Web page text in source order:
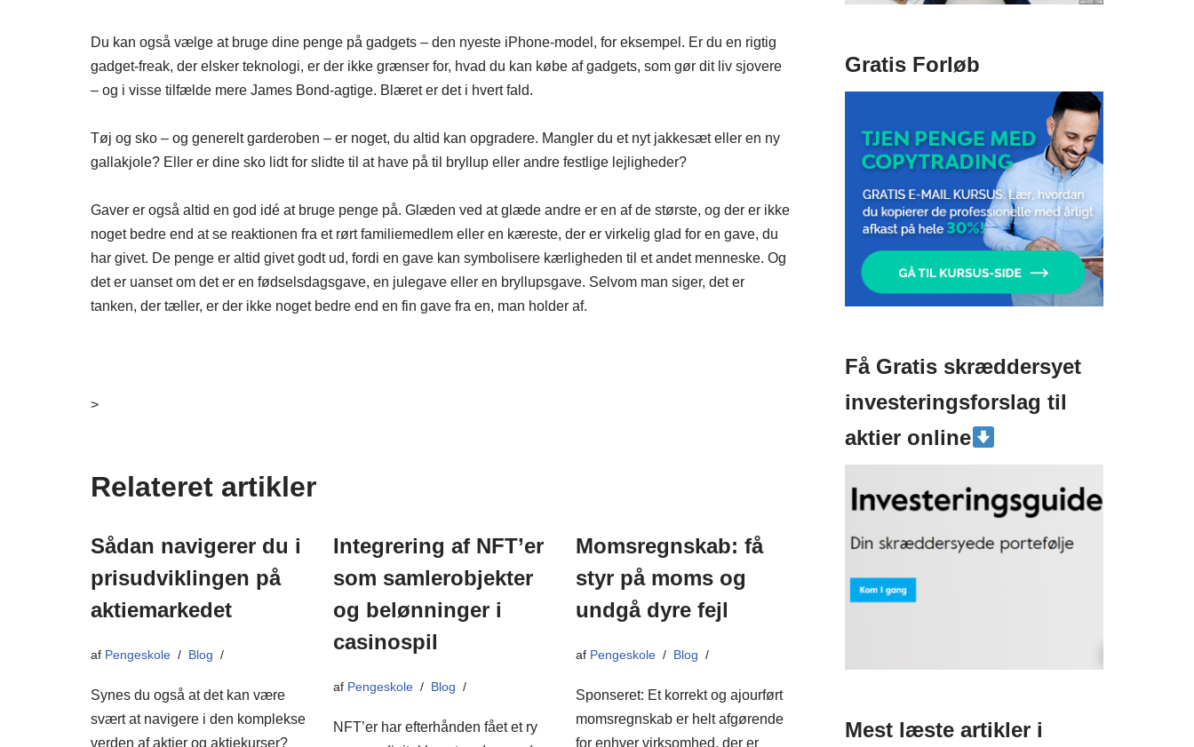
Du kan også vælge at bruge dine penge på gadgets – den nyeste iPhone-model, for eksempel. Er du en rigtig
gadget-freak, der elsker teknologi, er der ikke grænser for, hvad du kan købe af gadgets, som gør dit liv sjovere
– og i visse tilfælde mere James Bond-agtige. Blæret er det i hvert fald.
Tøj og sko – og generelt garderoben – er noget, du altid kan opgradere. Mangler du et nyt jakkesæt eller en ny
gallakjole? Eller er dine sko lidt for slidte til at have på til bryllup eller andre festlige lejligheder?
Gaver er også altid en god idé at bruge penge på. Glæden ved at glæde andre er en af de største, og der er ikke
noget bedre end at se reaktionen fra et rørt familiemedlem eller en kæreste, der er virkelig glad for en gave, du
har givet. De penge er altid givet godt ud, fordi en gave kan symbolisere kærligheden til et andet menneske. Og
det er uanset om det er en fødselsdagsgave, en julegave eller en bryllupsgave. Selvom man siger, det er
tanken, der tæller, er der ikke noget bedre end en fin gave fra en, man holder af.
>
Relateret artikler
Sådan navigerer du i
prisudviklingen på
aktiemarkedet
af Pengeskole Blog
Synes du også at det kan være
svært at navigere i den komplekse
verden af aktier og aktiekurser?
Integrering af NFT’er
som samlerobjekter
og belønninger i
casinospil
af Pengeskole Blog
NFT’er har efterhånden fået et ry
Momsregnskab: få
styr på moms og
undgå dyre fejl
af Pengeskole Blog
Sponseret: Et korrekt og ajourført
momsregnskab er helt afgørende
for enhver virksomhed, der er
Gratis Forløb
Få Gratis skræddersyet
investeringsforslag til
aktier online
Mest læste artikler i